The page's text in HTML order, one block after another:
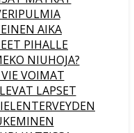
AIKA
PIHALLE
NIUHOJA?
VOIMAT
LAPSET